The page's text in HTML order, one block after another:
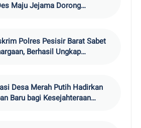
Maju Jejama Dorong
Polres Pesisir Barat Sabet
Berhasil Ungkap
Desa Merah Putih Hadirkan
Baru bagi Kesejahteraan